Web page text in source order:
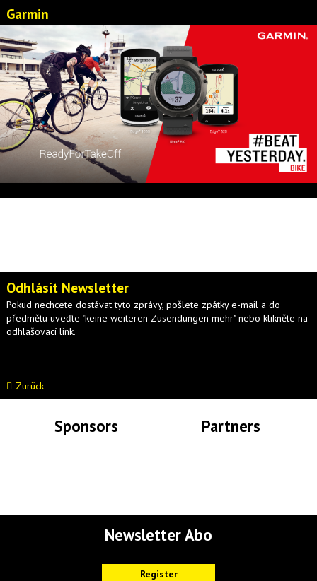
Garmin
Odhlásit Newsletter
Pokud nechcete dostávat tyto zprávy, pošlete zpátky e-mail a do
předmětu uveďte "keine weiteren Zusendungen mehr" nebo klikněte na
odhlašovací link.
Zurück
Sponsors Partners
Newsletter Abo